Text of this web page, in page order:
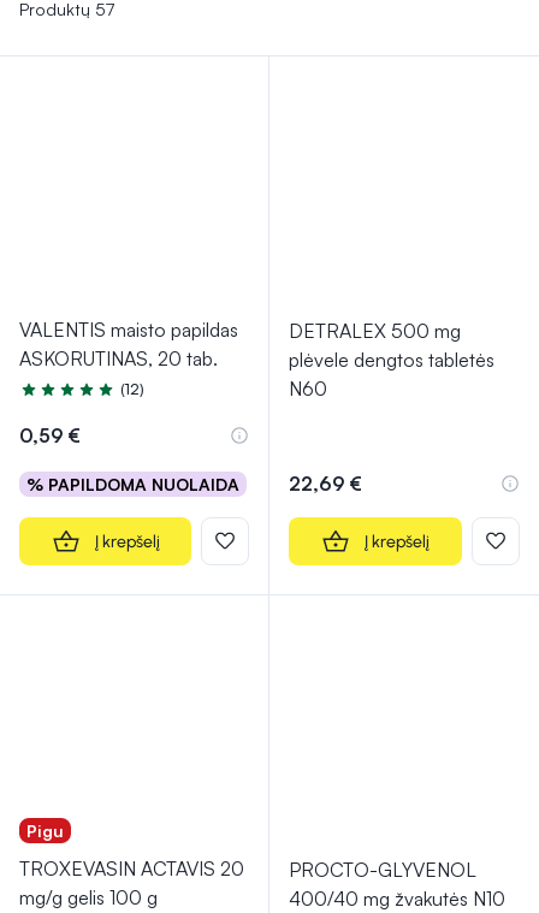
Nereceptiniai vaistai gali sukelti šalutinius poveikius, tokius
Produktų 57
VALENTIS maisto papildas
ASKORUTINAS, 20 tab.
Įvertinimas 4.9 iš 5
(12)
0,59 €
% PAPILDOMA NUOLAIDA
Į krepšelį
DETRALEX 500 mg
plėvele dengtos tabletės
N60
22,69 €
Į krepšelį
Pigu
TROXEVASIN ACTAVIS 20
mg/g gelis 100 g
PROCTO-GLYVENOL
400/40 mg žvakutės N10